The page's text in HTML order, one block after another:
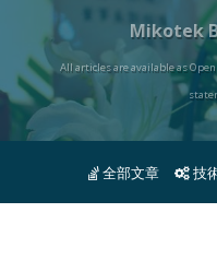
Mikotek
All articles are available as
全部文章 技